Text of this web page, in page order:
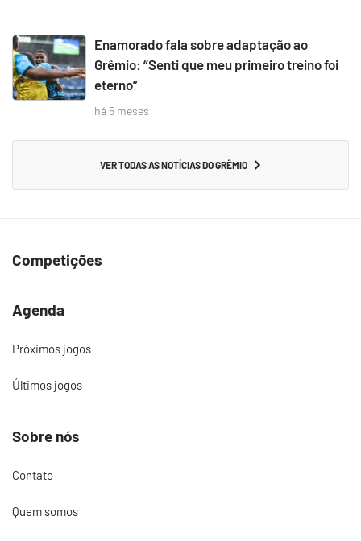
Enamorado fala sobre adaptação ao
Grêmio: “Senti que meu primeiro treino foi
eterno”
há 5 meses
VER TODAS AS NOTÍCIAS DO GRÊMIO
Competições
Agenda
Próximos jogos
Últimos jogos
Sobre nós
Contato
Quem somos